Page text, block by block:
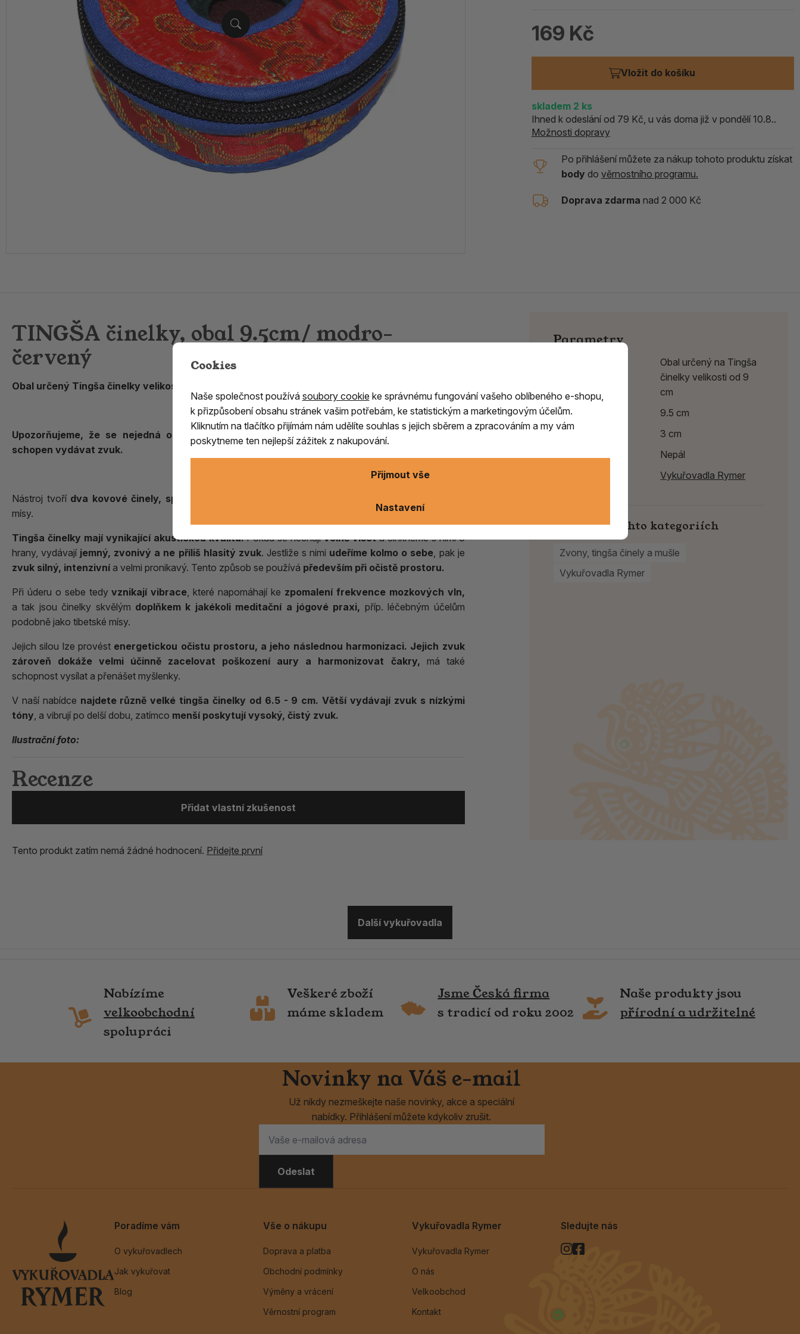
119 Kč
skladem > 5 ks
169 Kč
Vložit do košíku
skladem2 ks
Ihned k odeslání od 79 Kč, u vás doma již v pondělí 10.8..
Možnosti dopravy
Po přihlášení můžete za nákup tohoto produktu získat
body do věrnostního programu.
Doprava zdarma nad 2 000 Kč
TINGŠA činelky, obal 9.5cm/ modro-
červený
Obal určený Tingša činelky velikosti od 9cm
Upozorňujeme, že se nejedná o klasický hudební nástroj, ale o rituální předmět, který je
schopen vydávat zvuk.
Nástroj tvoří dva kovové činely, spojené proužkem kůže
mísy.
Tingša činelky mají vynikající akustickou kvalitu.Pokud se nechajívolně viseta cinkneme s nimi o
hrany, vydávají jemný, zvonivý a ne příliš hlasitý zvuk. Jestliže s nimi udeříme kolmo o sebe, pak je
zvuk silný, intenzivní a velmi pronikavý. Tento způsob se používá především při očistě prostoru.
Při úderu o sebe tedyvznikají vibrace, které napomáhají ke zpomalení frekvence mozkových vln,
a tak jsou činelky skvělým doplňkem k jakékoli meditační a jógové praxi, příp. léčebným účelům
podobně jako tibetské mísy.
Jejich silou lze provést energetickou očistu prostoru, a jeho následnou harmonizaci. Jejich zvuk
zároveň dokáže velmi účinně zacelovat poškození aury a harmonizovat čakry, má také
schopnost vysílat a přenášet myšlenky.
V naší nabídce najdete různě velké tingša činelky od 6.5 - 9 cm. Větší vydávají zvuk s nízkými
tóny, a vibrují po delší dobu, zatímco menší poskytují vysoký, čistý zvuk.
Ilustrační foto:
Recenze
Přidat vlastní zkušenost
Tento produkt zatím nemá žádné hodnocení. Přidejte první
Parametry
Obal určený na Tingša
činelky velikosti od 9
cm
Průměr
9.5 cm
3 cm
Nepál
Vykuřovadla Rymer
Najdete v těchto kategoriích
Zvony, tingša činely a mušle
Vykuřovadla Rymer
Další vykuřovadla
Nabízíme
velkoobchodní
spolupráci
Veškeré zboží
máme skladem
Jsme Česká firma
s tradicí od roku 2002
Naše produkty jsou
přírodní a udržitelné
Novinky na Váš e-mail
Už nikdy nezmeškejte naše novinky, akce a speciální
nabídky. Přihlášení můžete kdykoliv zrušit.
Odeslat
Poradíme vám
O vykuřovadlech
Jak vykuřovat
Blog
Vše o nákupu
Doprava a platba
Obchodní podmínky
Výměny a vrácení
Věrnostní program
Vykuřovadla Rymer
Vykuřovadla Rymer
O nás
Velkoobchod
Kontakt
Sledujte nás
Cookies
Naše společnost používá soubory cookie ke správnému fungování vašeho oblíbeného e-shopu,
k přizpůsobení obsahu stránek vašim potřebám, ke statistickým a marketingovým účelům.
Kliknutím na tlačítko přijímám nám udělíte souhlas s jejich sběrem a zpracováním a my vám
poskytneme ten nejlepší zážitek z nakupování.
Nastavení
Přijmout vše